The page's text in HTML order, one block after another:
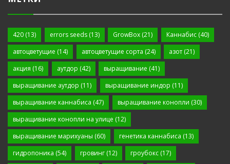
420 (13) errors seeds(13) GrowBox (21) Каннабис(40)
автоцветущие (14) автоцветущие сорта (24) азот (21)
акция (16) аутдор (42) выращивание (41)
выращивание аутдор (11) выращивание индор (11)
выращивание каннабиса (47) выращивание конопли (30)
выращивание конопли на улице (12)
выращивание марихуаны (60) генетика каннабиса (13)
гидропоника (54) гровинг(12) гроубокс (17)